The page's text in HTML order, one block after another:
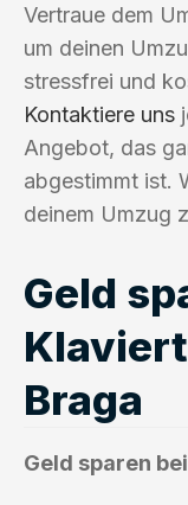
Vertraue dem
um deinen
stressfrei und
Kontaktiere uns
Angebot, das
abgestimmt ist.
deinem Umzug
Geld
Braga
Geld sparen